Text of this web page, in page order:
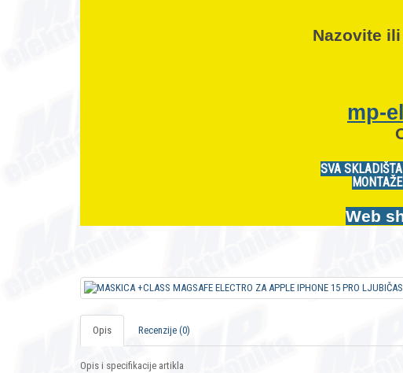
Nazovite
mp-
SVA
Web
Opis Recenzije (0)
Opis i specifikacije artikla